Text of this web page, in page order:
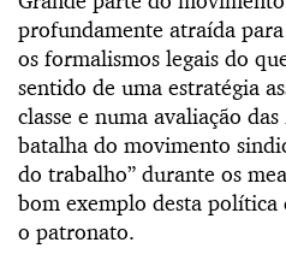
profundamente atraída
os formalismos legais do
sentido de uma estratégia
classe e numa avaliação
batalha do movimento
do trabalho” durante os
bom exemplo desta política
o patronato.